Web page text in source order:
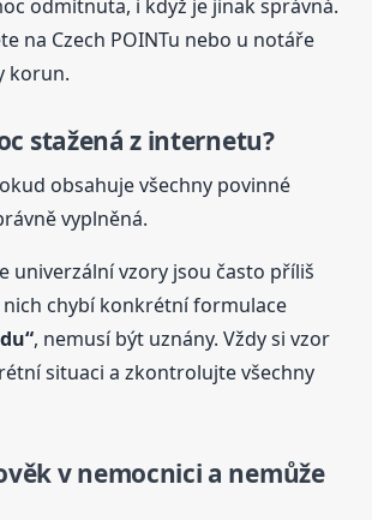
odmítnuta, i když je jinak správná.
na Czech POINTu nebo u notáře
korun.
stažená z internetu?
obsahuje všechny povinné
vyplněná.
univerzální vzory jsou často příliš
nich chybí konkrétní formulace
, nemusí být uznány. Vždy si vzor
situaci a zkontrolujte všechny
v nemocnici a nemůže